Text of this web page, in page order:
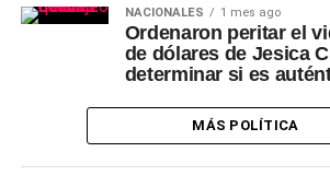
NACIONALES 1 mes ago
Ordenaron peritar el
de dólares de Jesica
determinar si es
MÁS POLÍTICA